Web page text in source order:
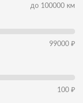
до 100000 км
99000 ₽
100 ₽